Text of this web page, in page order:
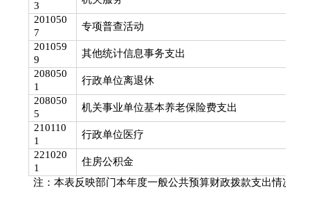
3
201050
7
专项普查活动
201059
9
其他统计信息事务支出
208050
1
行政单位离退休
208050
5
机关事业单位基本养老保险费支出
210110
1
行政单位医疗
221020
1
住房公积金
注：本表反映部门本年度一般公共预算财政拨款支出情况。